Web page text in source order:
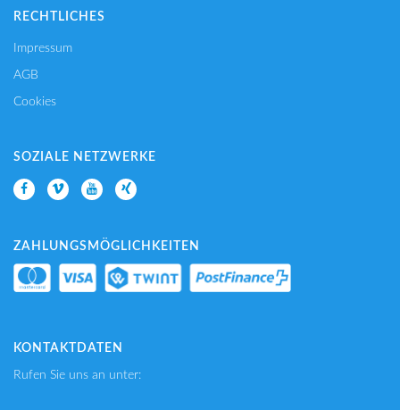
RECHTLICHES
Impressum
AGB
Cookies
SOZIALE NETZWERKE
ZAHLUNGSMÖGLICHKEITEN
KONTAKTDATEN
Rufen Sie uns an unter: